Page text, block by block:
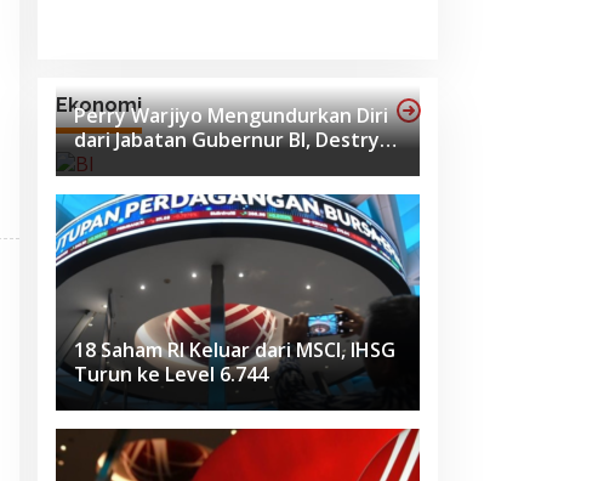
Ekonomi
Perry Warjiyo Mengundurkan Diri
dari Jabatan Gubernur BI, Destry
Damayanti Jadi Pejabat Sementara
18 Saham RI Keluar dari MSCI, IHSG
Turun ke Level 6.744